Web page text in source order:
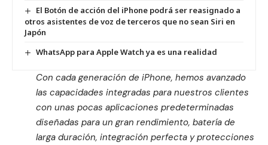
El Botón de acción del iPhone podrá ser reasignado a
otros asistentes de voz de terceros que no sean Siri en
Japón
WhatsApp para Apple Watch ya es una realidad
Con cada generación de iPhone, hemos avanzado
las capacidades integradas para nuestros clientes
con unas pocas aplicaciones predeterminadas
diseñadas para un gran rendimiento, batería de
larga duración, integración perfecta y protecciones